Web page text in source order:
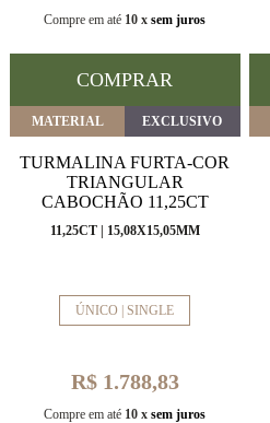
Compre em até 10 x sem juros
COMPRAR
MATERIAL EXCLUSIVO
TURMALINA FURTA-COR
TRIANGULAR
CABOCHÃO 11,25CT
11,25CT | 15,08X15,05MM
ÚNICO | SINGLE
R$ 1.788,83
Compre em até 10 x sem juros